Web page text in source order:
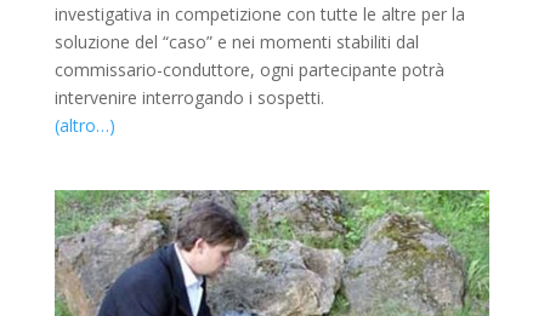
investigativa in competizione con tutte le altre per la
soluzione del “caso” e nei momenti stabiliti dal
commissario-conduttore, ogni partecipante potrà
intervenire interrogando i sospetti.
(altro…)